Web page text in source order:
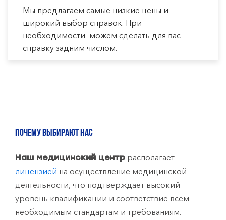
Мы предлагаем самые низкие цены и
широкий выбор справок. При
необходимости можем сделать для вас
справку задним числом.
ПОЧЕМУ ВЫБИРАЮТ НАС
Наш медицинский центр располагает
лицензией на осуществление медицинской
деятельности, что подтверждает высокий
уровень квалификации и соответствие всем
необходимым стандартам и требованиям.